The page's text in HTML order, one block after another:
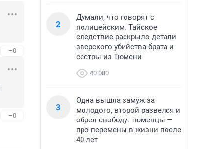
–0
–0
2
Думали, что говорят с
полицейским. Тайское
следствие раскрыло детали
зверского убийства брата и
сестры из Тюмени
40 080
3
Одна вышла замуж за
молодого, второй развелся и
обрел свободу: тюменцы —
про перемены в жизни после
40 лет